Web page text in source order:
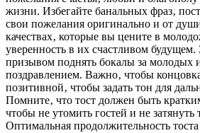
жизни. Избегайте банальных фраз‚
свои пожелания оригинально и от
качествах‚ которые вы цените в
уверенность в их счастливом будущем.
призывом поднять бокалы за молодых
поздравлением. Важно‚ чтобы
позитивной‚ чтобы задать тон для
Помните‚ что тост должен быть
чтобы не утомить гостей и не затянуть
Оптимальная продолжительность